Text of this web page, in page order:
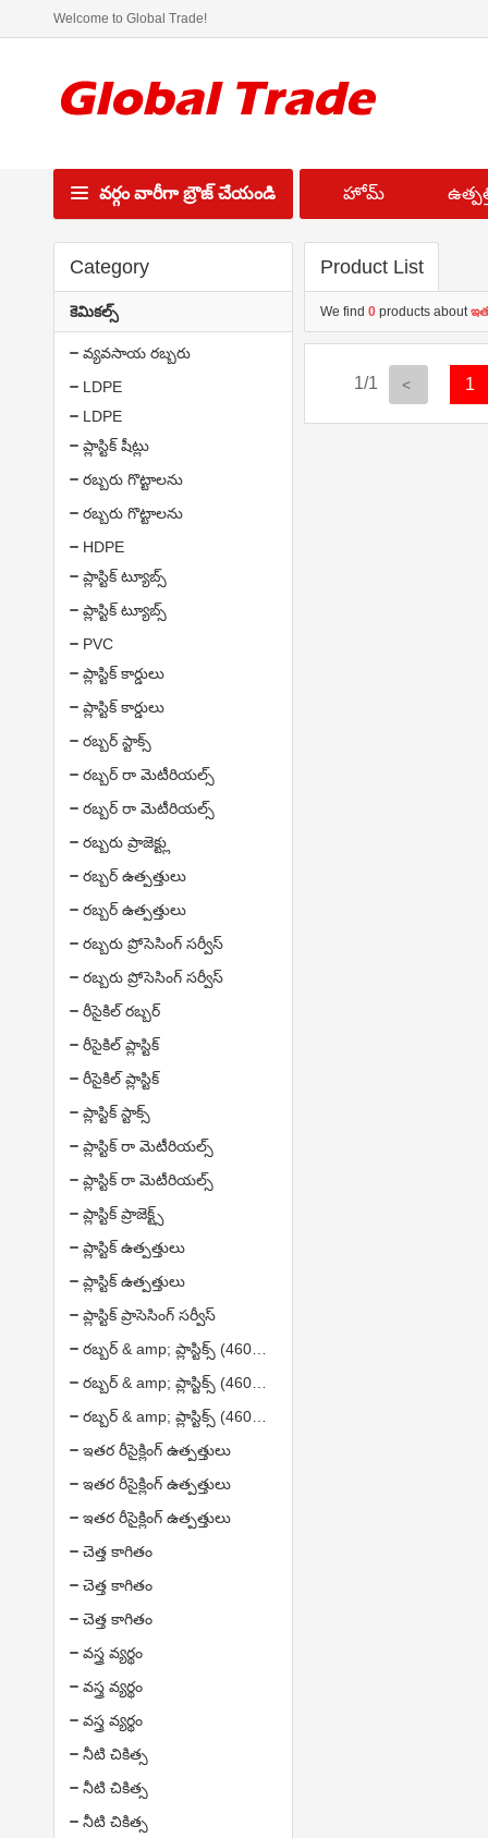
Welcome to Global Trade!
వర్గం వారీగా బ్రౌజ్ చేయండి హోమ్
Category
కెమికల్స్
వ్యవసాయ రబ్బరు
LDPE
LDPE
ప్లాస్టిక్ షీట్లు
రబ్బరు గొట్టాలను
రబ్బరు గొట్టాలను
HDPE
ప్లాస్టిక్ ట్యూబ్స్
ప్లాస్టిక్ ట్యూబ్స్
PVC
ప్లాస్టిక్ కార్డులు
ప్లాస్టిక్ కార్డులు
రబ్బర్ స్టాక్స్
రబ్బర్ రా మెటీరియల్స్
రబ్బర్ రా మెటీరియల్స్
రబ్బరు ప్రాజెక్ట్లు
రబ్బర్ ఉత్పత్తులు
రబ్బర్ ఉత్పత్తులు
రబ్బరు ప్రోసెసింగ్ సర్వీస్
రబ్బరు ప్రోసెసింగ్ సర్వీస్
రీసైకిల్ రబ్బర్
రీసైకిల్ ప్లాస్టిక్
రీసైకిల్ ప్లాస్టిక్
ప్లాస్టిక్ స్టాక్స్
ప్లాస్టిక్ రా మెటీరియల్స్
ప్లాస్టిక్ రా మెటీరియల్స్
ప్లాస్టిక్ ప్రాజెక్ట్స్
ప్లాస్టిక్ ఉత్పత్తులు
ప్లాస్టిక్ ఉత్పత్తులు
ప్లాస్టిక్ ప్రాసెసింగ్ సర్వీస్
ఇతర రీసైక్లింగ్ ఉత్పత్తులు
ఇతర రీసైక్లింగ్ ఉత్పత్తులు
ఇతర రీసైక్లింగ్ ఉత్పత్తులు
చెత్త కాగితం
చెత్త కాగితం
చెత్త కాగితం
వస్త్ర వ్యర్థం
వస్త్ర వ్యర్థం
వస్త్ర వ్యర్థం
నీటి చికిత్స
నీటి చికిత్స
నీటి చికిత్స
Product List
We find 0 products about
1/1 1